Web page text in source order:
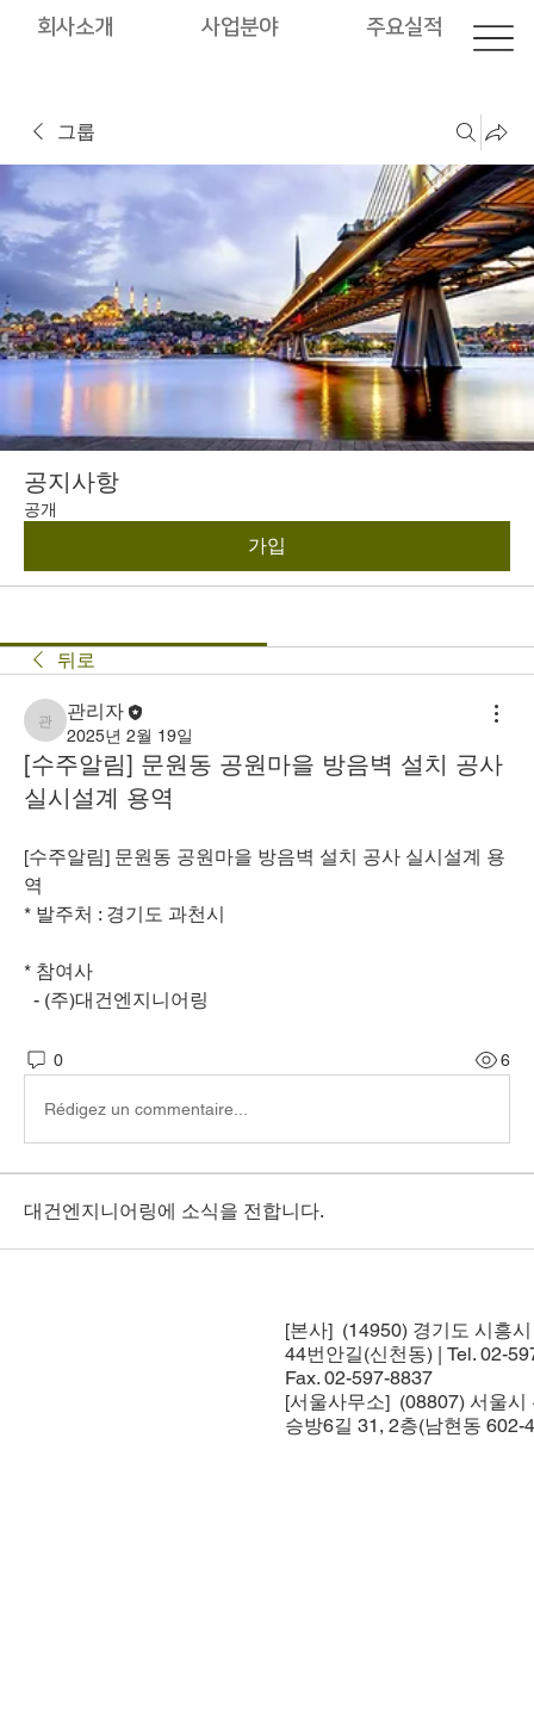
회사소개 사업분야 주요실적
그룹
공지사항
공개
가입
뒤로
관리자
관리자
2025년 2월 19일
[수주알림] 문원동 공원마을 방음벽 설치 공사
실시설계 용역
[수주알림] 문원동 공원마을 방음벽 설치 공사 실시설계 용
역
* 발주처 : 경기도 과천시
* 참여사
- (주)대건엔지니어링
0 6
Rédigez un commentaire...
대건엔지니어링에 소식을 전합니다.
[본사] (14950) 경기도 시흥
44번안길(신천동) | Tel. 02-
Fax. 02-597-8837
[서울사무소] (08807) 서울시
승방6길 31, 2층(남현동 602-